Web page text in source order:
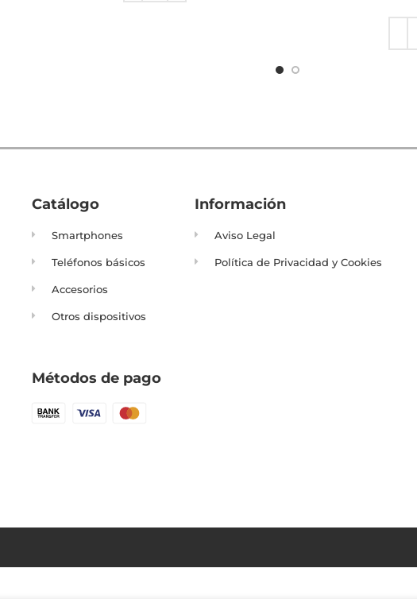
Catálogo
Smartphones
Teléfonos básicos
Accesorios
Otros dispositivos
Métodos de pago
Información
Aviso Legal
Política de Privacidad y Cookies